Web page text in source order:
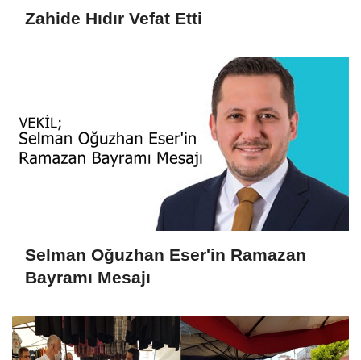
Zahide Hıdır Vefat Etti
Selman Oğuzhan Eser'in Ramazan
Bayramı Mesajı